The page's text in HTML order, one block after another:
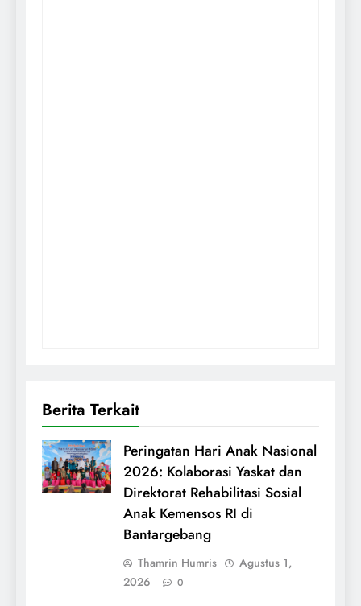
Berita Terkait
Peringatan Hari Anak Nasional
2026: Kolaborasi Yaskat dan
Direktorat Rehabilitasi Sosial
Anak Kemensos RI di
Bantargebang
Thamrin Humris
Agustus 1,
2026
0